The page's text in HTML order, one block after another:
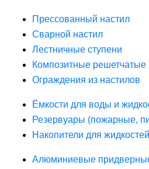
Прессованный настил
Сварной настил
Лестничные ступени
Композитные решетчатые
Ограждения из настилов
Ёмкости для воды и
Резервуары (пожарные,
Накопители для жидкостей
Алюминиевые